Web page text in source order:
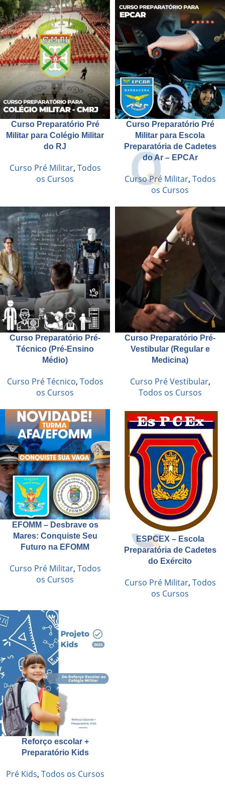
Curso Preparatório Pré
Militar para Colégio Militar
do RJ
Curso Pré Militar, Todos
os Cursos
Curso Preparatório Pré
Militar para Escola
Preparatória de Cadetes
do Ar – EPCAr
Curso Pré Militar, Todos
os Cursos
Curso Preparatório Pré-
Técnico (Pré-Ensino
Médio)
Curso Pré Técnico, Todos
os Cursos
Curso Preparatório Pré-
Vestibular (Regular e
Medicina)
Curso Pré Vestibular,
Todos os Cursos
EFOMM – Desbrave os
Mares: Conquiste Seu
Futuro na EFOMM
Curso Pré Militar, Todos
os Cursos
ESPCEX – Escola
Preparatória de Cadetes
do Exército
Curso Pré Militar, Todos
os Cursos
Reforço escolar +
Preparatório Kids
Pré Kids, Todos os Cursos